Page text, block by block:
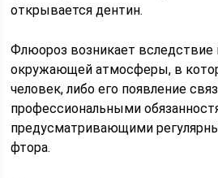
открывается дентин.
Флюороз возникает вследствие
окружающей атмосферы, в
человек, либо его появление
профессиональными
предусматривающими
фтора.